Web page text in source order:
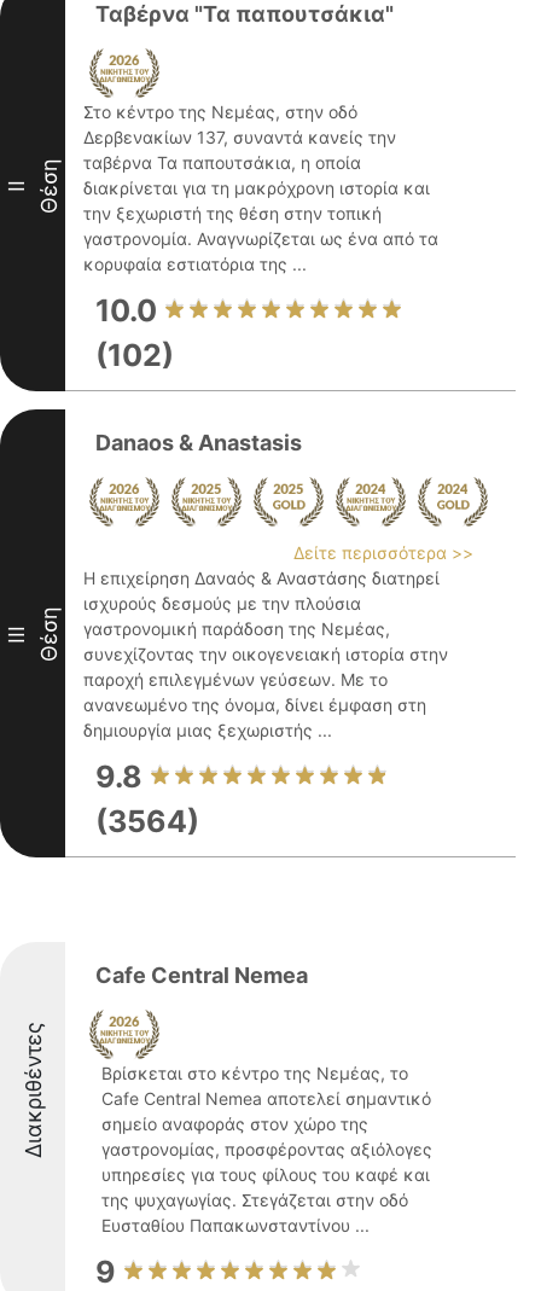
II Θέση
Ταβέρνα "Τα παπουτσάκια"
Στο κέντρο της Νεμέας, στην οδό
Δερβενακίων 137, συναντά κανείς την
ταβέρνα Τα παπουτσάκια, η οποία
διακρίνεται για τη μακρόχρονη ιστορία και
την ξεχωριστή της θέση στην τοπική
γαστρονομία. Αναγνωρίζεται ως ένα από τα
κορυφαία εστιατόρια της ...
10.0
(102)
III Θέση
Danaos & Anastasis
Δείτε περισσότερα >>
Η επιχείρηση Δαναός & Αναστάσης διατηρεί
ισχυρούς δεσμούς με την πλούσια
γαστρονομική παράδοση της Νεμέας,
συνεχίζοντας την οικογενειακή ιστορία στην
παροχή επιλεγμένων γεύσεων. Με το
ανανεωμένο της όνομα, δίνει έμφαση στη
δημιουργία μιας ξεχωριστής ...
9.8
(3564)
Διακριθέντες
Cafe Central Nemea
Βρίσκεται στο κέντρο της Νεμέας, το
Cafe Central Nemea αποτελεί σημαντικό
σημείο αναφοράς στον χώρο της
γαστρονομίας, προσφέροντας αξιόλογες
υπηρεσίες για τους φίλους του καφέ και
της ψυχαγωγίας. Στεγάζεται στην οδό
Ευσταθίου Παπακωνσταντίνου ...
9